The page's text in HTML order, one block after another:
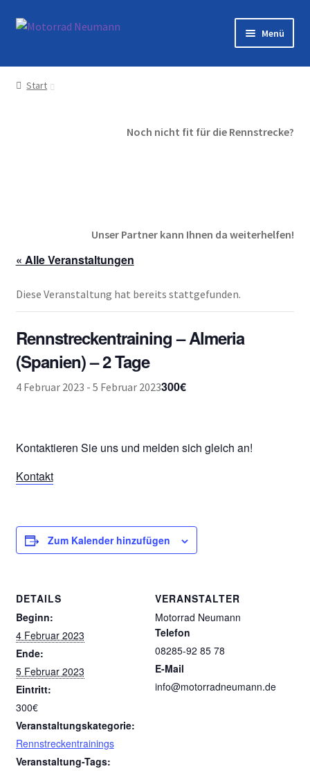
Zur
Zum
Menü
Startseite
Start
Noch nicht fit für die Rennstrecke?
Unser Partner kann Ihnen da weiterhelfen!
« Alle Veranstaltungen
Diese Veranstaltung hat bereits stattgefunden.
Rennstreckentraining – Almeria
(Spanien) – 2 Tage
4 Februar 2023 - 5 Februar 2023300€
Kontaktieren Sie uns und melden sich gleich an!
Kontakt
Zum Kalender hinzufügen
DETAILS
Beginn:
4 Februar 2023
Ende:
5 Februar 2023
Eintritt:
300€
Veranstaltungskategorie:
Rennstreckentrainings
Veranstaltung-Tags:
VERANSTALTER
Motorrad Neumann
Telefon
08285-92 85 78
E-Mail
info@motorradneumann.de